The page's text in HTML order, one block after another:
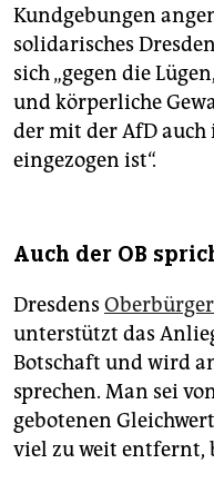
Kundgebungen
solidarisches
sich „gegen die
und körperliche
der mit der AfD
eingezogen ist“.
Auch der OB
Dresdens
unterstützt das
Botschaft und wird
sprechen. Man sei
gebotenen
viel zu weit entfernt,